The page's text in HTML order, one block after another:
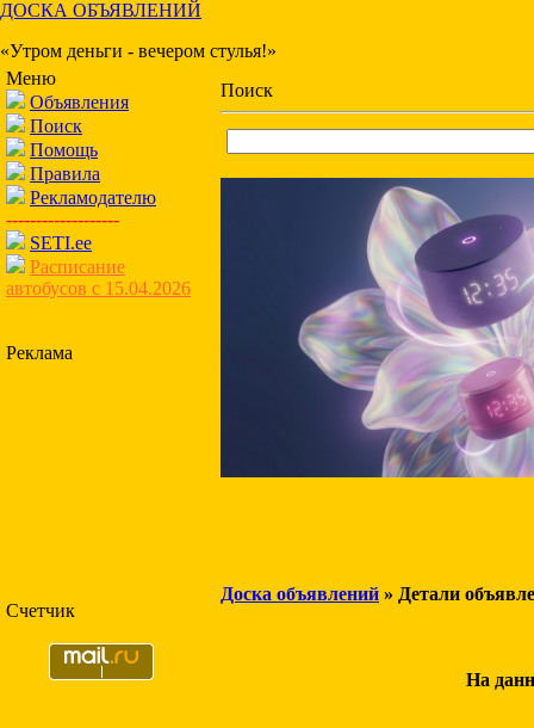
ДОСКА ОБЪЯВЛЕНИЙ
«Утром деньги - вечером стулья!»
Меню
Объявления
Поиск
Помощь
Правила
Рекламодателю
-------------------
SETI.ee
Расписание
автобусов с 15.04.2026
Реклама
Счетчик
Поиск
Доска объявлений » Детали
На